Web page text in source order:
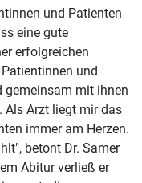
und Patienten
eine gute
erfolgreichen
und
gemeinsam mit ihnen
Als Arzt liegt mir das
immer am Herzen.
betont Dr. Samer
Abitur verließ er